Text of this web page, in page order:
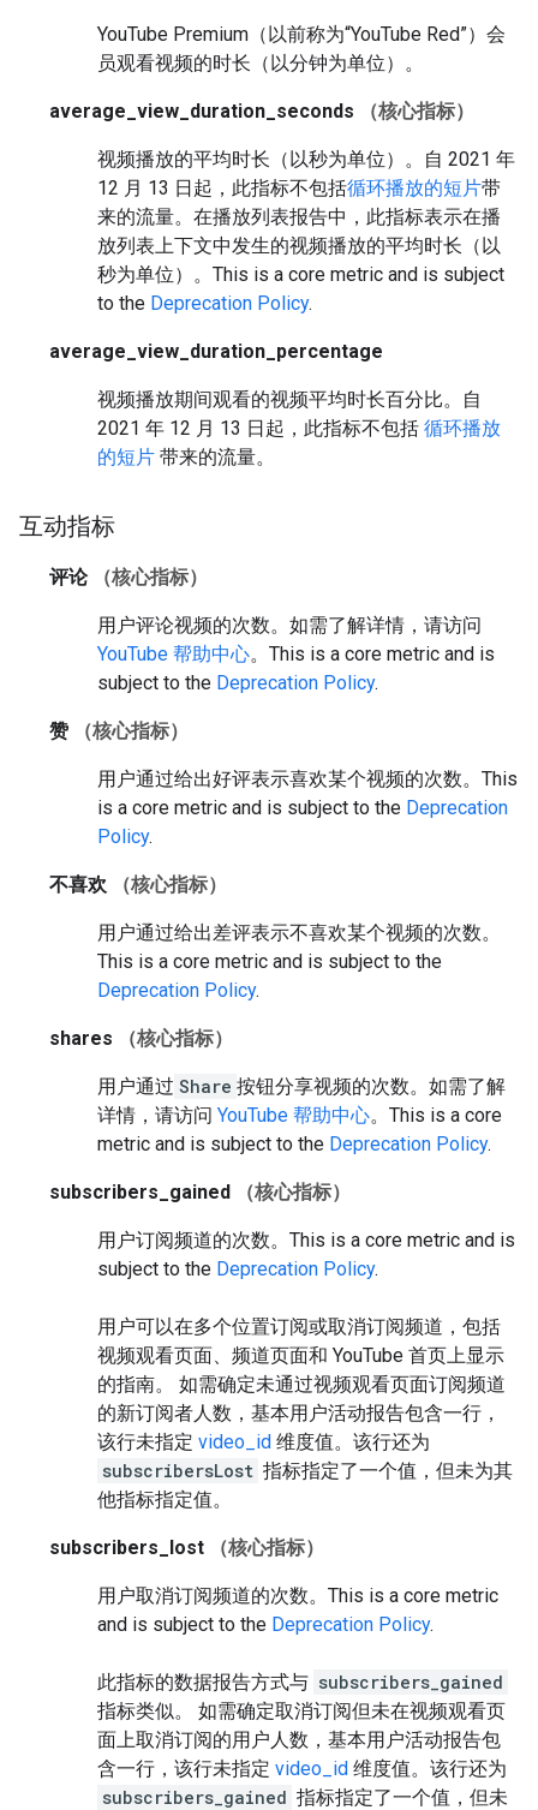
YouTube Premium（以前称为“YouTube Red”）会
员观看视频的时长（以分钟为单位）。
average_view_duration_seconds （核心指标）
视频播放的平均时长（以秒为单位）。自 2021 年
12 月 13 日起，此指标不包括循环播放的短片带
来的流量。在播放列表报告中，此指标表示在播
放列表上下文中发生的视频播放的平均时长（以
秒为单位）。 This is a core metric and is subject
to the Deprecation Policy.
average_view_duration_percentage
视频播放期间观看的视频平均时长百分比。自
2021 年 12 月 13 日起，此指标不包括 循环播放
的短片 带来的流量。
互动指标
评论 （核心指标）
用户评论视频的次数。如需了解详情，请访问
YouTube 帮助中心。 This is a core metric and is
subject to the Deprecation Policy.
赞 （核心指标）
用户通过给出好评表示喜欢某个视频的次数。 This
is a core metric and is subject to the Deprecation
Policy.
不喜欢 （核心指标）
用户通过给出差评表示不喜欢某个视频的次数。
This is a core metric and is subject to the
Deprecation Policy.
shares （核心指标）
用户通过 Share 按钮分享视频的次数。如需了解
详情，请访问 YouTube 帮助中心。 This is a core
metric and is subject to the Deprecation Policy.
subscribers_gained （核心指标）
用户订阅频道的次数。 This is a core metric and is
subject to the Deprecation Policy.
用户可以在多个位置订阅或取消订阅频道，包括
视频观看页面、频道页面和 YouTube 首页上显示
的指南。 如需确定未通过视频观看页面订阅频道
的新订阅者人数，基本用户活动报告包含一行，
该行未指定 video_id 维度值。该行还为
subscribersLost 指标指定了一个值，但未为其
他指标指定值。
subscribers_lost （核心指标）
用户取消订阅频道的次数。 This is a core metric
and is subject to the Deprecation Policy.
此指标的数据报告方式与 subscribers_gained
指标类似。 如需确定取消订阅但未在视频观看页
面上取消订阅的用户人数，基本用户活动报告包
含一行，该行未指定 video_id 维度值。该行还为
subscribers_gained 指标指定了一个值，但未